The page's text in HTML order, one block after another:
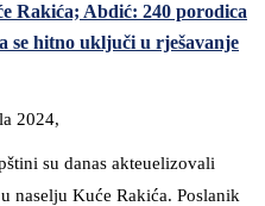
Rakića; Abdić: 240 porodica
se hitno uključi u rješavanje
2024,
su danas akteuelizovali
naselju Kuće Rakića. Poslanik